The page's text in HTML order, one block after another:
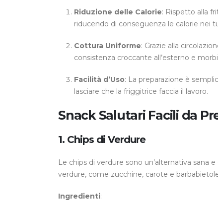
Riduzione delle Calorie: Rispetto alla
riducendo di conseguenza le calorie nei
Cottura Uniforme: Grazie alla
consistenza croccante all’esterno e
Facilità d’Uso: La preparazione è
lasciare che la friggitrice faccia il lavoro.
Snack Salutari Facili da
1. Chips di Verdure
Le chips di verdure sono un’alternativa sana
verdure, come zucchine, carote e
Ingredienti: